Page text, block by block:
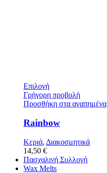
Επιλογή
Γρήγορη προβολή
Προσθήκη στα αγαπημένα
Rainbow
Κεριά, Διακοσμητικά
14,50 €
Πασχαλινή Συλλογή
Wax Melts